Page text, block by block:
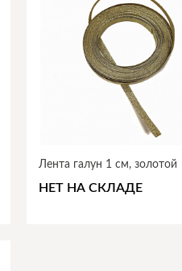
Лента галун 1 см, золотой
НЕТ НА СКЛАДЕ